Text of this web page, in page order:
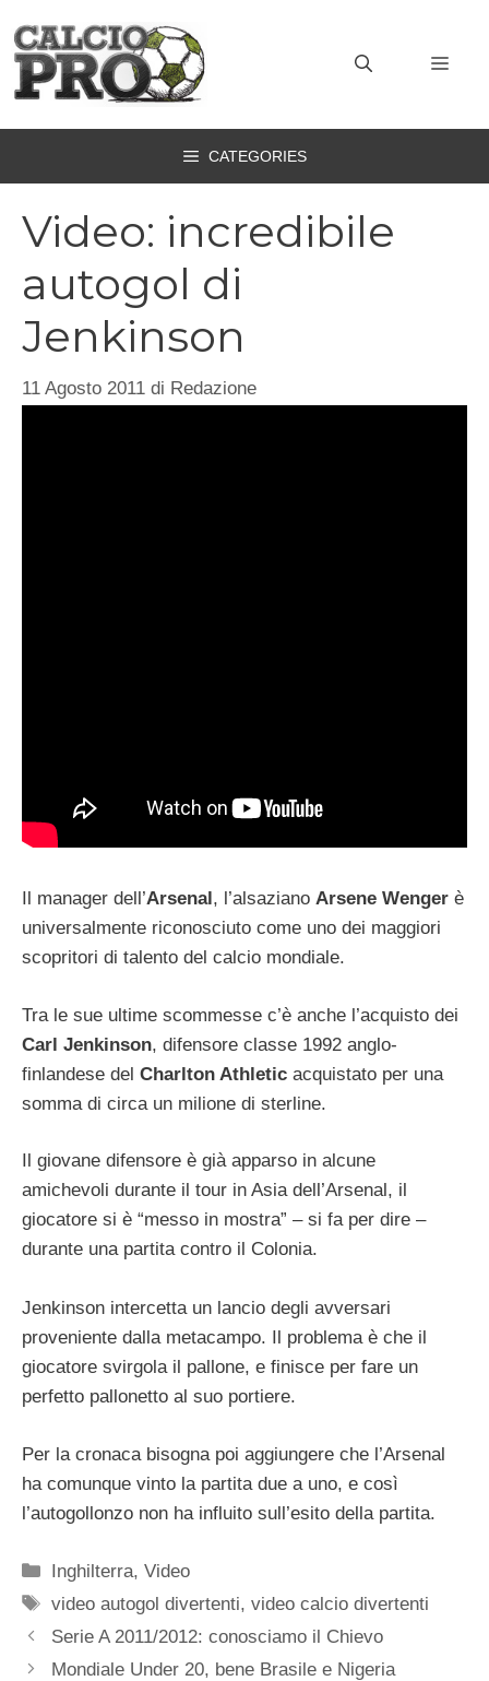
contenuto
CATEGORIES
Video: incredibile
autogol di
Jenkinson
11 Agosto 2011 di Redazione
Il manager dell’Arsenal, l’alsaziano Arsene Wenger è
universalmente riconosciuto come uno dei maggiori
scopritori di talento del calcio mondiale.
Tra le sue ultime scommesse c’è anche l’acquisto dei
Carl Jenkinson, difensore classe 1992 anglo-
finlandese del Charlton Athletic acquistato per una
somma di circa un milione di sterline.
Il giovane difensore è già apparso in alcune
amichevoli durante il tour in Asia dell’Arsenal, il
giocatore si è “messo in mostra” – si fa per dire –
durante una partita contro il Colonia.
Jenkinson intercetta un lancio degli avversari
proveniente dalla metacampo. Il problema è che il
giocatore svirgola il pallone, e finisce per fare un
perfetto pallonetto al suo portiere.
Per la cronaca bisogna poi aggiungere che l’Arsenal
ha comunque vinto la partita due a uno, e così
l’autogollonzo non ha influito sull’esito della partita.
Categorie
Inghilterra,Video
Tag
video autogol divertenti,video calcio divertenti
Serie A 2011/2012: conosciamo il Chievo
Mondiale Under 20, bene Brasile e Nigeria